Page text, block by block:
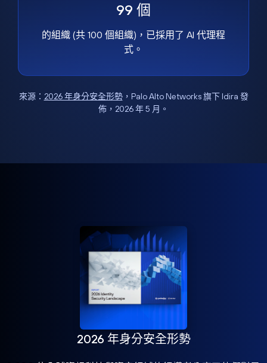
99 個
的組織 (共 100 個組織)，已採用了 AI 代理程
式。
來源： 2026 年身分安全形勢，Palo Alto Networks 旗下 Idira 發
佈，2026 年 5 月。
2026 年身分安全形勢